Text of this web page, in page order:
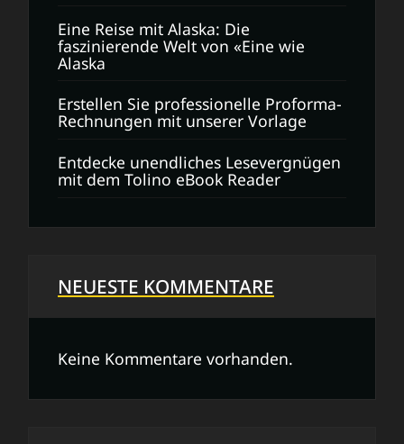
Eine Reise mit Alaska: Die
faszinierende Welt von «Eine wie
Alaska
Erstellen Sie professionelle Proforma-
Rechnungen mit unserer Vorlage
Entdecke unendliches Lesevergnügen
mit dem Tolino eBook Reader
NEUESTE KOMMENTARE
Keine Kommentare vorhanden.